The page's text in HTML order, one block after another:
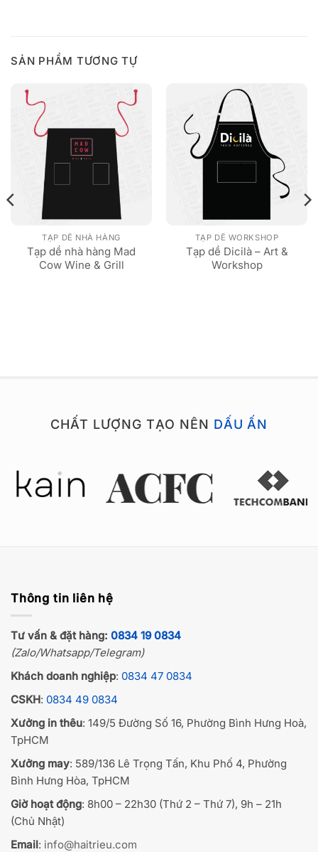
SẢN PHẨM TƯƠNG TỰ
TẠP DỀ NHÀ HÀNG
Tạp dề nhà hàng Mad
Cow Wine & Grill
TẠP DỀ WORKSHOP
Tạp dề Dicilà – Art &
Workshop
CHẤT LƯỢNG TẠO NÊN DẤU ẤN
Thông tin liên hệ
Tư vấn & đặt hàng: 0834 19 0834
(Zalo/Whatsapp/Telegram)
Khách doanh nghiệp: 0834 47 0834
CSKH: 0834 49 0834
Xưởng in thêu: 149/5 Đường Số 16, Phường Bình Hưng Hoà,
TpHCM
Xưởng may: 589/136 Lê Trọng Tấn, Khu Phố 4, Phường
Bình Hưng Hòa, TpHCM
Giờ hoạt động: 8h00 – 22h30 (Thứ 2 – Thứ 7), 9h – 21h
(Chủ Nhật)
Email: info@haitrieu.com